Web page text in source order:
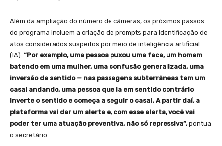
Além da ampliação do número de câmeras, os próximos passos
do programa incluem a criação de prompts para identificação de
atos considerados suspeitos por meio de inteligência artificial
(IA). “Por exemplo, uma pessoa puxou uma faca, um homem
batendo em uma mulher, uma confusão generalizada, uma
inversão de sentido — nas passagens subterrâneas tem um
casal andando, uma pessoa que ia em sentido contrário
inverte o sentido e começa a seguir o casal. A partir daí, a
plataforma vai dar um alerta e, com esse alerta, você vai
poder ter uma atuação preventiva, não só repressiva”,pontua
o secretário.